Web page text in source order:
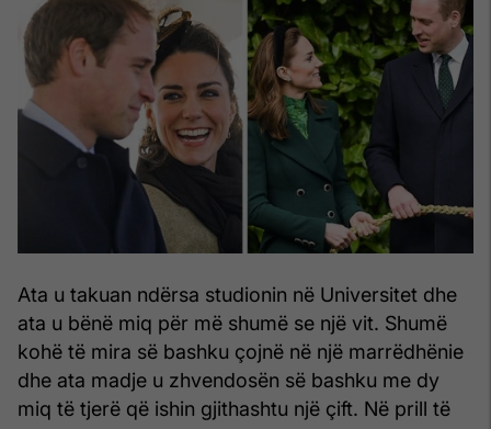
Ata u takuan ndërsa studionin në Universitet dhe
ata u bënë miq për më shumë se një vit. Shumë
kohë të mira së bashku çojnë në një marrëdhënie
dhe ata madje u zhvendosën së bashku me dy
miq të tjerë që ishin gjithashtu një çift. Në prill të